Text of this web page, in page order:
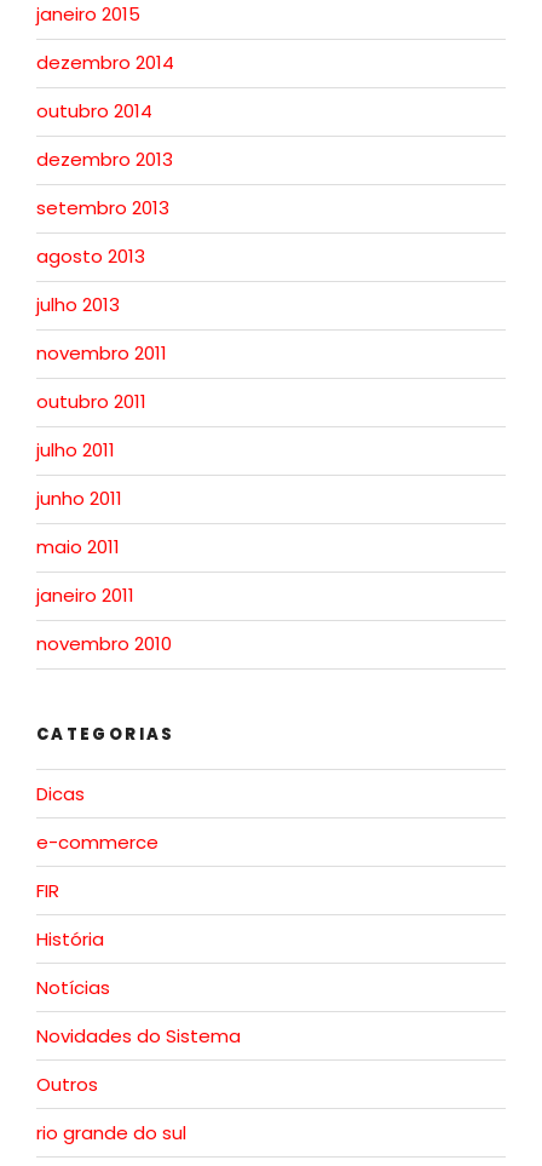
janeiro 2015
dezembro 2014
outubro 2014
dezembro 2013
setembro 2013
agosto 2013
julho 2013
novembro 2011
outubro 2011
julho 2011
junho 2011
maio 2011
janeiro 2011
novembro 2010
CATEGORIAS
Dicas
e-commerce
FIR
História
Notícias
Novidades do Sistema
Outros
rio grande do sul